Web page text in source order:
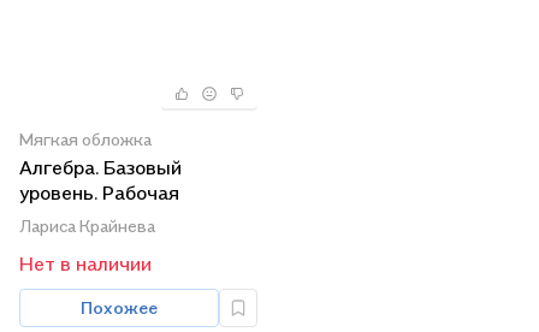
Мягкая обложка
Алгебра. Базовый
уровень. Рабочая
тетрадь в 2-х частях.
Часть 1. 7 класс
Лариса Крайнева
Нет в наличии
Похожее